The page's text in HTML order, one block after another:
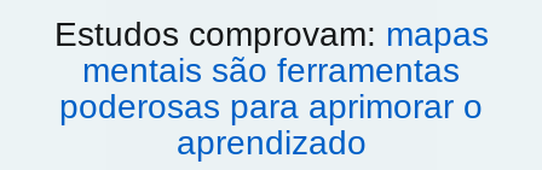
Estudos comprovam: mapas
mentais são ferramentas
poderosas para aprimorar o
aprendizado